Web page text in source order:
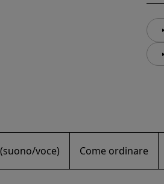
voce) Come ordinare